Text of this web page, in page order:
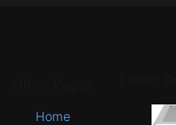
Home